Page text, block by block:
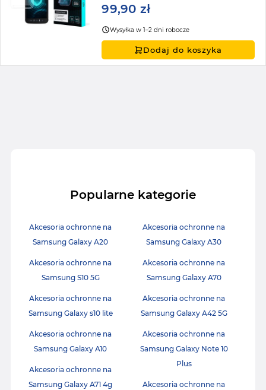
99,90 zł
Wysyłka w 1–2 dni robocze
Dodaj do koszyka
Popularne kategorie
Akcesoria ochronne na
Samsung Galaxy A20
Akcesoria ochronne na
Samsung S10 5G
Akcesoria ochronne na
Samsung Galaxy s10 lite
Akcesoria ochronne na
Samsung Galaxy A10
Akcesoria ochronne na
Samsung Galaxy A71 4g
Akcesoria ochronne na
Samsung Galaxy A30
Akcesoria ochronne na
Samsung Galaxy A70
Akcesoria ochronne na
Samsung Galaxy A42 5G
Akcesoria ochronne na
Samsung Galaxy Note 10
Plus
Akcesoria ochronne na